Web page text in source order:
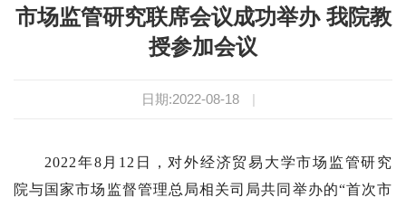
市场监管研究联席会议成功举办 我院教
授参加会议
日期:2022-08-18 |
2022年8月12日，对外经济贸易大学市场监管研究
院与国家市场监督管理总局相关司局共同举办的“首次市